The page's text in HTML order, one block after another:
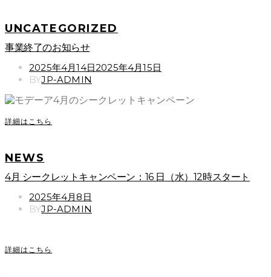
UNCATEGORIZED
事業終了のお知らせ
POSTED
ON
2025年4月14日2025年4月15日
BYJP-ADMIN
詳細はこちら
NEWS
4月 シークレットキャンペーン：16 日（水）12時スタート
POSTED
ON
2025年4月8日
BYJP-ADMIN
詳細はこちら